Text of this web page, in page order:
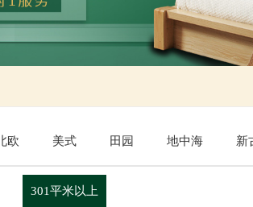
欧 美式 田园 地中海 新
301平米以上